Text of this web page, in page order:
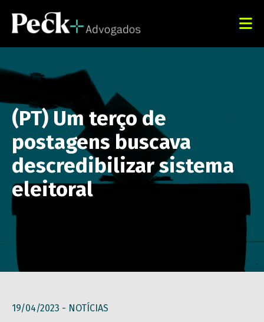
(PT) Um terço de
postagens buscava
descredibilizar sistema
eleitoral
19/04/2023 - NOTÍCIAS